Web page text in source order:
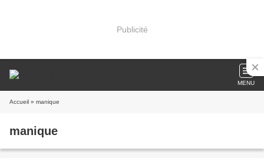
Publicité
MENU
Accueil » manique
manique